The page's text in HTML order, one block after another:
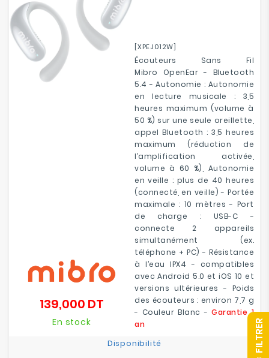
[XPEJ012W]
Écouteurs Sans Fil
Mibro OpenEar - Bluetooth
5.4 - Autonomie : Autonomie
en lecture musicale : 3,5
heures maximum (volume à
50 %) sur une seule oreillette,
appel Bluetooth : 3,5 heures
maximum (réduction de
l’amplification activée,
volume à 60 %), Autonomie
en veille : plus de 40 heures
(connecté, en veille) - Portée
maximale : 10 mètres - Port
de charge : USB-C -
connecte 2 appareils
simultanément (ex.
téléphone + PC) - Résistance
à l’eau IPX4 - compatibles
avec Android 5.0 et iOS 10 et
versions ultérieures - Poids
des écouteurs : environ 7,7 g
- Couleur Blanc -Garantie 1
an
139,000 DT
En stock
Disponibilité R